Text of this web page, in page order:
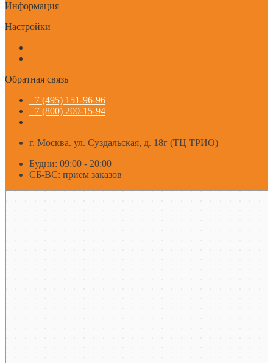
Информация
Настройки
Обратная связь
+7 (495) 151-96-96
+7 (800) 200-15-94
г. Москва. ул. Суздальская, д. 18г (ТЦ ТРИО)
Будни: 09:00 - 20:00
СБ-ВС: прием заказов